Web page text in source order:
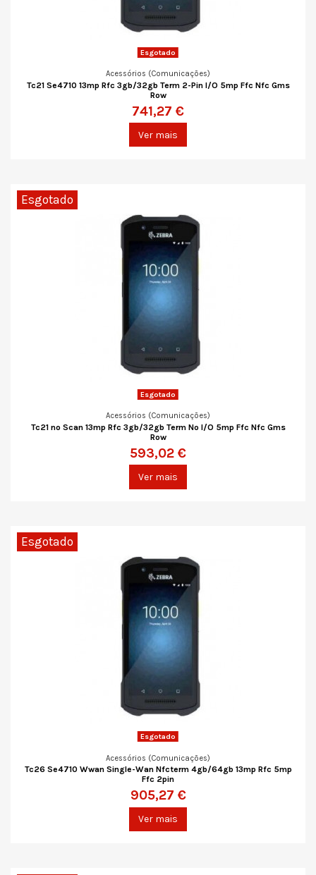
Esgotado
Acessórios (Comunicações)
Tc21 Se4710 13mp Rfc 3gb/32gb Term 2-Pin I/O 5mp Ffc Nfc Gms
Row
741,27 €
Ver mais
Esgotado
Esgotado
Acessórios (Comunicações)
Tc21 no Scan 13mp Rfc 3gb/32gb Term No I/O 5mp Ffc Nfc Gms
Row
593,02 €
Ver mais
Esgotado
Esgotado
Acessórios (Comunicações)
Tc26 Se4710 Wwan Single-Wan Nfcterm 4gb/64gb 13mp Rfc 5mp
Ffc 2pin
905,27 €
Ver mais